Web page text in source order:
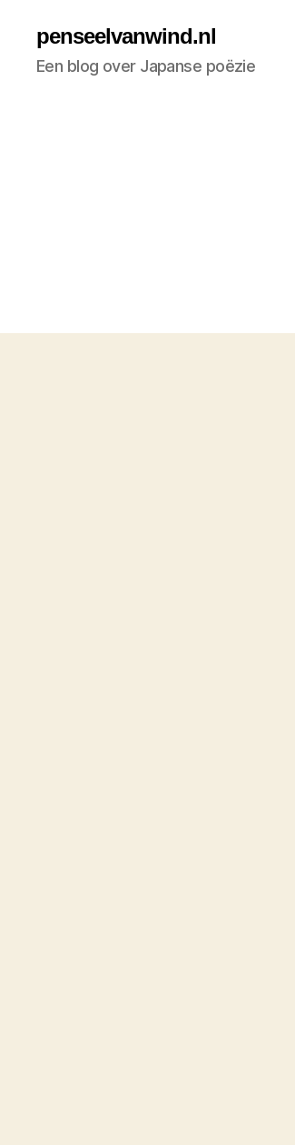
penseelvanwind.nl
Een blog over Japanse poëzie